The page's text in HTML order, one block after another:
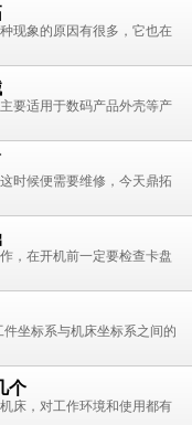
现象的原因有很多，它也在
要适用于数码产品外壳等产
时候便需要维修，今天鼎拓
，在开机前一定要检查卡盘
坐标系与机床坐标系之间的
个
床，对工作环境和使用都有